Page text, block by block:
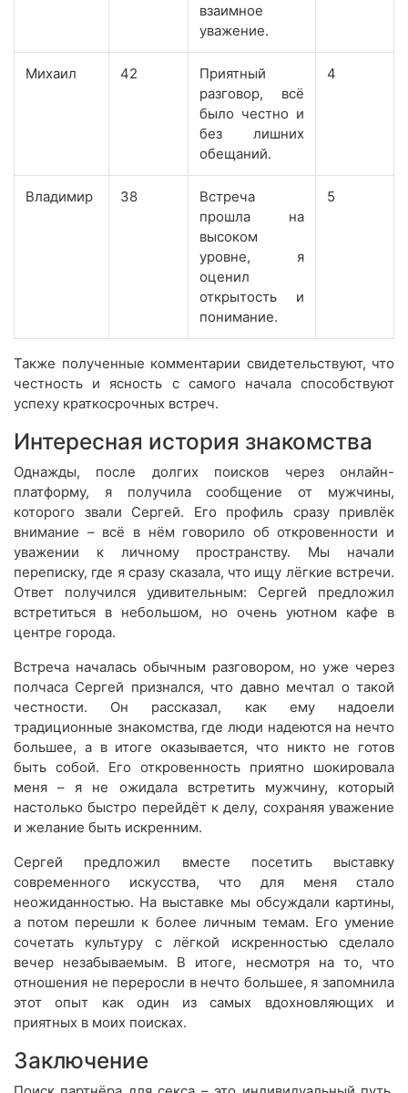
взаимное
уважение.
Михаил 42
Приятный
разговор, всё
было честно и
без лишних
обещаний.
4
Владимир 38
Встреча
прошла на
высоком
уровне, я
оценил
открытость и
понимание.
5
Также полученные комментарии свидетельствуют, что
честность и ясность с самого начала способствуют
успеху краткосрочных встреч.
Интересная история знакомства
Однажды, после долгих поисков через онлайн-
платформу, я получила сообщение от мужчины,
которого звали Сергей. Его профиль сразу привлёк
внимание – всё в нём говорило об откровенности и
уважении к личному пространству. Мы начали
переписку, где я сразу сказала, что ищу лёгкие встречи.
Ответ получился удивительным: Сергей предложил
встретиться в небольшом, но очень уютном кафе в
центре города.
Встреча началась обычным разговором, но уже через
полчаса Сергей признался, что давно мечтал о такой
честности. Он рассказал, как ему надоели
традиционные знакомства, где люди надеются на нечто
большее, а в итоге оказывается, что никто не готов
быть собой. Его откровенность приятно шокировала
меня – я не ожидала встретить мужчину, который
настолько быстро перейдёт к делу, сохраняя уважение
и желание быть искренним.
Сергей предложил вместе посетить выставку
современного искусства, что для меня стало
неожиданностью. На выставке мы обсуждали картины,
а потом перешли к более личным темам. Его умение
сочетать культуру с лёгкой искренностью сделало
вечер незабываемым. В итоге, несмотря на то, что
отношения не переросли в нечто большее, я запомнила
этот опыт как один из самых вдохновляющих и
приятных в моих поисках.
Заключение